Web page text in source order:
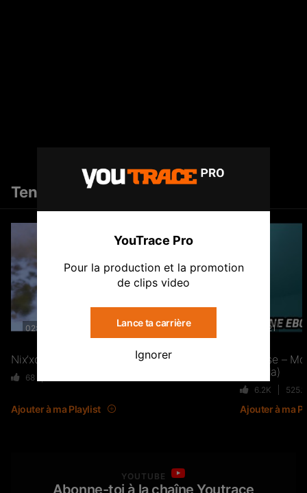
37 10.8KVues
Live & Freestyles – SADEK sur
IMMERSION du clip “Unité”
550 43.1K
Tendances
02:49
Nix’xon – Lettre à ma mère
68
Ajouter à ma Playlist
03:21
Lorysse –
Mboula)
6.2K
Ajouter à ma
YOUTUBE
Abonne-toi à la chaîne Youtrace
YouTrace Pro
Pour la production et la promotion
de clips video
Lance ta carrière
Ignorer